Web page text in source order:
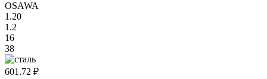
OSAWA
1.20
1.2
16
38
601.72 ₽